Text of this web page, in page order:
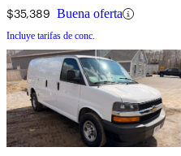
$35,389 Buena oferta
Incluye tarifas de conc.